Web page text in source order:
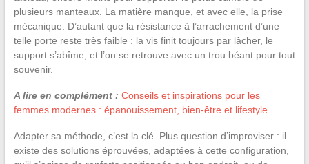
plusieurs manteaux. La matière manque, et avec elle, la prise
mécanique. D’autant que la résistance à l’arrachement d’une
telle porte reste très faible : la vis finit toujours par lâcher, le
support s’abîme, et l’on se retrouve avec un trou béant pour tout
souvenir.
A lire en complément : Conseils et inspirations pour les
femmes modernes : épanouissement, bien-être et lifestyle
Adapter sa méthode, c’est la clé. Plus question d’improviser : il
existe des solutions éprouvées, adaptées à cette configuration,